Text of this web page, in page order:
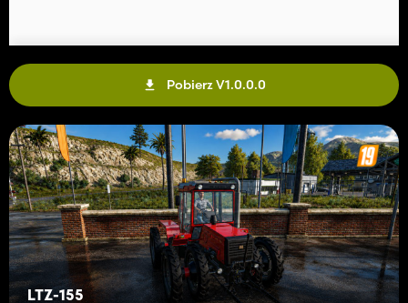
Pobierz V1.0.0.0
LTZ-155